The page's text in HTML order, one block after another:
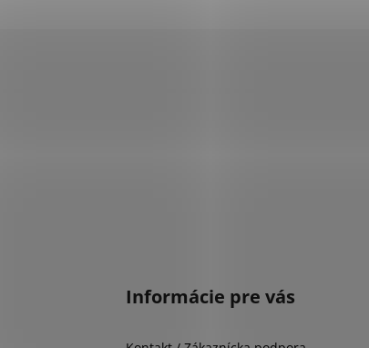
Informácie pre vás